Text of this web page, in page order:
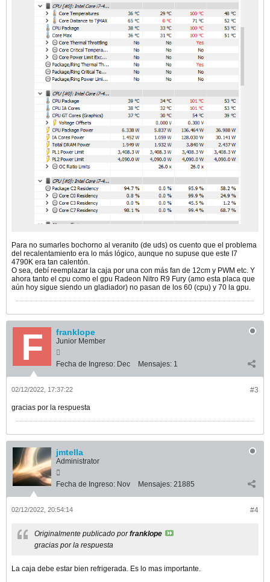
Para no sumarles bochorno al veranito (de uds) os cuento que el problema
del recalentamiento era lo más lógico, aunque no supuse que este I7
4790K era tan calentón.
O sea, debí reemplazar la caja por una con más fan de 12cm y PWM etc. Y
ahora tanto el cpu como el gpu Radeon Nitro R9 Fury (amo esta placa que
aún hoy sigue siendo un gladiador) no pasan de los 60 (cpu) y 70 la gpu.
franklope
Junior Member
Fecha de Ingreso: Dec Mensajes: 1
#3
02/12/2022, 17:37:22
gracias por la respuesta
jmtella
Administrator
Fecha de Ingreso: Nov Mensajes: 21885
#4
02/12/2022, 20:54:14
Originalmente publicado porfranklope
gracias por la respuesta
La caja debe estar bien refrigerada. Es lo mas importante.